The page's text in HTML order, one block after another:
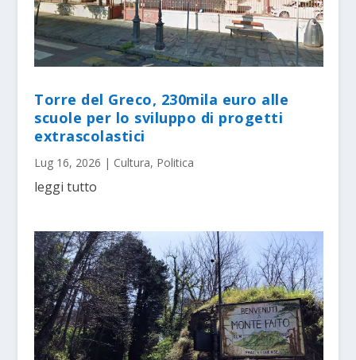
Torre del Greco, 230mila euro alle
scuole per lo sviluppo di progetti
extrascolastici
Lug 16, 2026 | Cultura, Politica
leggi tutto